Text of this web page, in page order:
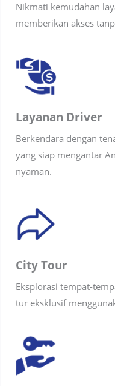
Nikmati kemudahan
memberikan akses
Layanan Driver
Berkendara dengan
yang siap mengantar
nyaman.
City Tour
Eksplorasi tempat-
tur eksklusif